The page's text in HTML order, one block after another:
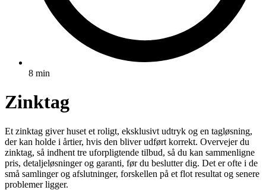
8 min
Zinktag
Et zinktag giver huset et roligt, eksklusivt udtryk og en tagløsning,
der kan holde i årtier, hvis den bliver udført korrekt. Overvejer du
zinktag, så indhent tre uforpligtende tilbud, så du kan sammenligne
pris, detaljeløsninger og garanti, før du beslutter dig. Det er ofte i de
små samlinger og afslutninger, forskellen på et flot resultat og senere
problemer ligger.